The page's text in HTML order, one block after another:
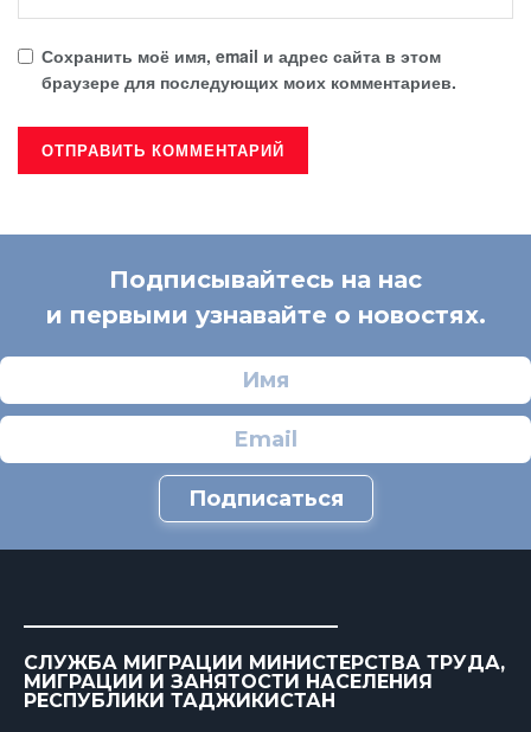
Сохранить моё имя, email и адрес сайта в этом
браузере для последующих моих комментариев.
Подписывайтесь на нас
и первыми узнавайте о новостях.
Подписаться
СЛУЖБА МИГРАЦИИ МИНИСТЕРСТВА ТРУДА,
МИГРАЦИИ И ЗАНЯТОСТИ НАСЕЛЕНИЯ
РЕСПУБЛИКИ ТАДЖИКИСТАН